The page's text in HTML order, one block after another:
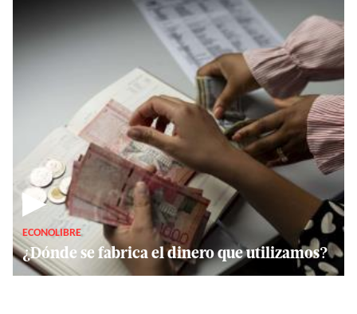
▶
ECONOLIBRE
¿Dónde se fabrica el dinero que utilizamos?